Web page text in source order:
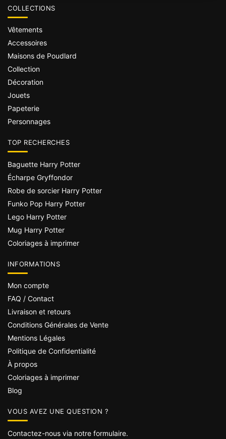
COLLECTIONS
Vêtements
Accessoires
Maisons de Poudlard
Collection
Décoration
Jouets
Papeterie
Personnages
TOP RECHERCHES
Baguette Harry Potter
Écharpe Gryffondor
Robe de sorcier Harry Potter
Funko Pop Harry Potter
Lego Harry Potter
Mug Harry Potter
Coloriages à imprimer
INFORMATIONS
Mon compte
FAQ / Contact
Livraison et retours
Conditions Générales de Vente
Mentions Légales
Politique de Confidentialité
À propos
Coloriages à imprimer
Blog
VOUS AVEZ UNE QUESTION ?
Contactez-nous via notre formulaire.